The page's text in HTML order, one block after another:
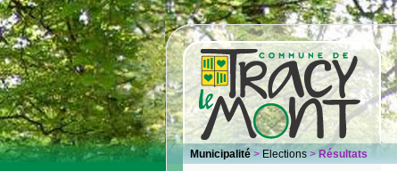
Municipalité > Elections >Résultats